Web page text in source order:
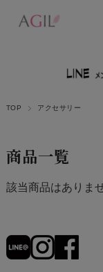
TOP アクセサリー
商品一覧
該当商品はありま